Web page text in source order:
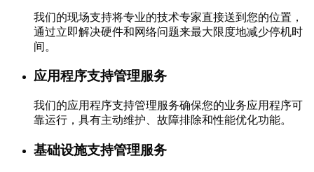
我们的现场支持将专业的技术专家直接送到您的位置，
通过立即解决硬件和网络问题来最大限度地减少停机时
间。
应用程序支持管理服务
我们的应用程序支持管理服务确保您的业务应用程序可
靠运行，具有主动维护、故障排除和性能优化功能。
基础设施支持管理服务